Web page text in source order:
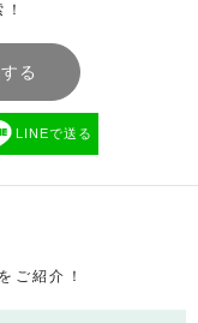
る
LINEで送る
ご紹介！